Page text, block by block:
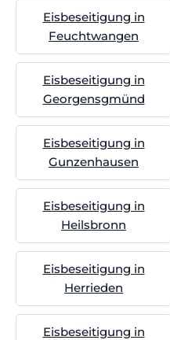
Eisbeseitigung in
Feuchtwangen
Eisbeseitigung in
Georgensgmünd
Eisbeseitigung in
Gunzenhausen
Eisbeseitigung in
Heilsbronn
Eisbeseitigung in
Herrieden
Eisbeseitigung in